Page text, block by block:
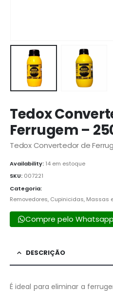
Tedox
Ferrugem –
Tedox Convertedor de
Availability: 14 em estoque
SKU: 007221
Categoria:
Removedores, Cupinicidas, Massas
Compre pelo Whatsapp
DESCRIÇÃO
É ideal para eliminar a